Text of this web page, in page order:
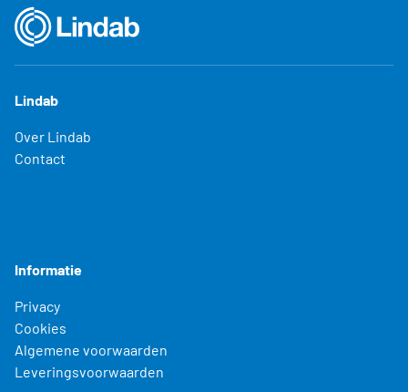
Lindab
Over Lindab
Contact
Informatie
Privacy
Cookies
Algemene voorwaarden
Leveringsvoorwaarden